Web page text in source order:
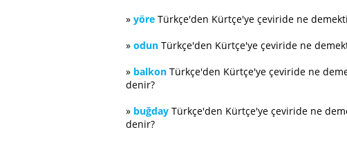
» yöre Türkçe'den Kürtçe'ye çeviride ne
» odun Türkçe'den Kürtçe'ye çeviride ne
» balkon Türkçe'den Kürtçe'ye çeviride ne
denir?
» buğday Türkçe'den Kürtçe'ye çeviride ne
denir?